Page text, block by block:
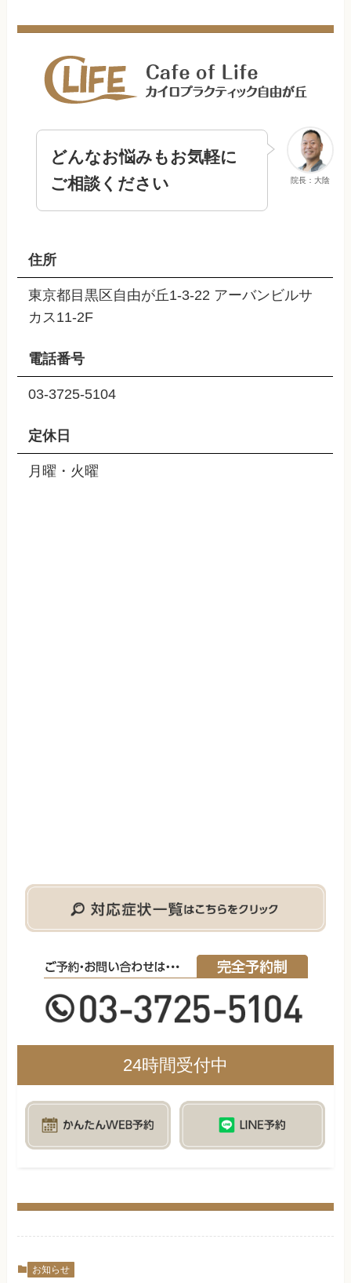
院長：大陰
どんなお悩みもお気軽に
ご相談ください
住所
東京都目黒区自由が丘1-3-22 アーバンビルサ
カス11-2F
電話番号
03-3725-5104
定休日
月曜・火曜
24時間受付中
お知らせ